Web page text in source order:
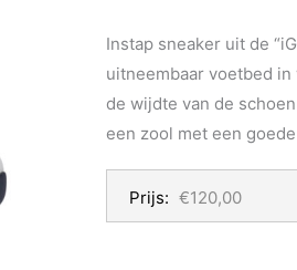
Instap sneaker uit de
uitneembaar voetbed
de wijdte van de
een zool met een
Prijs: €120,00